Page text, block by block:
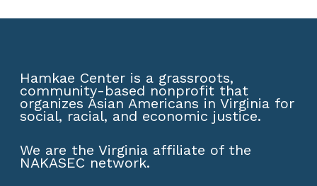
Hamkae Center is a grassroots,
community-based nonprofit that
organizes Asian Americans in Virginia for
social, racial, and economic justice.
We are the Virginia affiliate of the
NAKASEC network.